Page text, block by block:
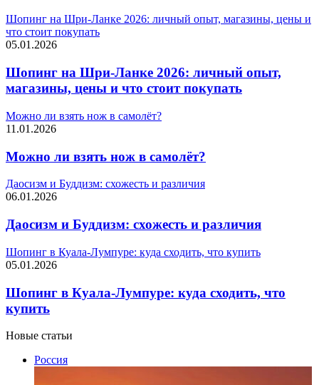
Шопинг на Шри-Ланке 2026: личный опыт, магазины, цены и
что стоит покупать
05.01.2026
Шопинг на Шри-Ланке 2026: личный опыт,
магазины, цены и что стоит покупать
Можно ли взять нож в самолёт?
11.01.2026
Можно ли взять нож в самолёт?
Даосизм и Буддизм: схожесть и различия
06.01.2026
Даосизм и Буддизм: схожесть и различия
Шопинг в Куала-Лумпуре: куда сходить, что купить
05.01.2026
Шопинг в Куала-Лумпуре: куда сходить, что
купить
Новые статьи
Россия